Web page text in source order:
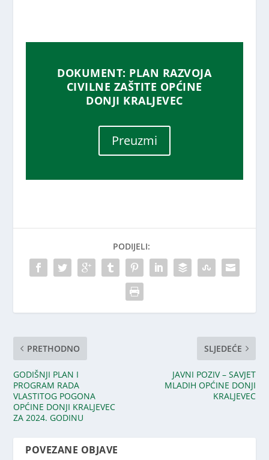
DOKUMENT: PLAN RAZVOJA
CIVILNE ZAŠTITE OPĆINE
DONJI KRALJEVEC
Preuzmi
PODIJELI:
PRETHODNO
GODIŠNJI PLAN I
PROGRAM RADA
VLASTITOG POGONA
OPĆINE DONJI KRALJEVEC
ZA 2024. GODINU
SLJEDEĆE
JAVNI POZIV – SAVJET
MLADIH OPĆINE DONJI
KRALJEVEC
POVEZANE OBJAVE